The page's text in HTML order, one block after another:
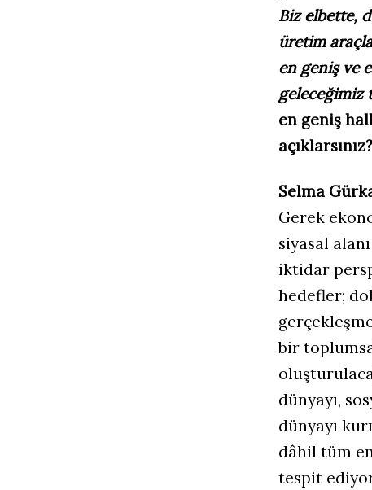
Biz elbette,
üretim
en geniş ve
geleceğimiz
en geniş
açıklarsınız?
Selma
Gerek
siyasal
iktidar
hedefler;
bir
dünyayı,
dünyayı
dâhil tüm
tespit